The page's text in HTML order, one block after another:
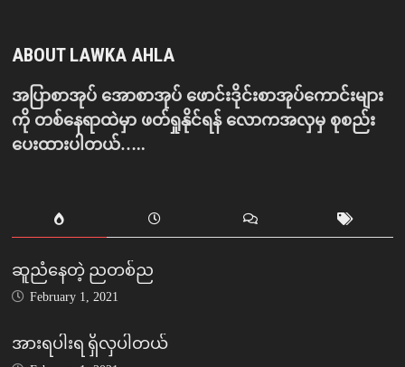
ABOUT LAWKA AHLA
အပြာစာအုပ် အောစာအုပ် ဖောင်းဒိုင်းစာအုပ်ကောင်းများ
ကို တစ်နေရာထဲမှာ ဖတ်ရှုနိုင်ရန် လောကအလှမှ စုစည်း
ပေးထားပါတယ်…..
ဆူညံနေတဲ့ ညတစ်ည
February 1, 2021
အားရပါးရ ရှိလှပါတယ်